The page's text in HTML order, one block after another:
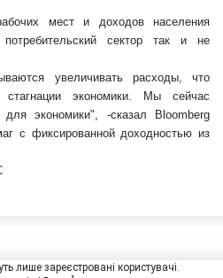
мест и доходов населения
сектор так и не
увеличивать расходы, что
экономики. Мы сейчас
экономики", -сказал Bloomberg
с фиксированной доходностью из
лише зареєстровані користувачі.